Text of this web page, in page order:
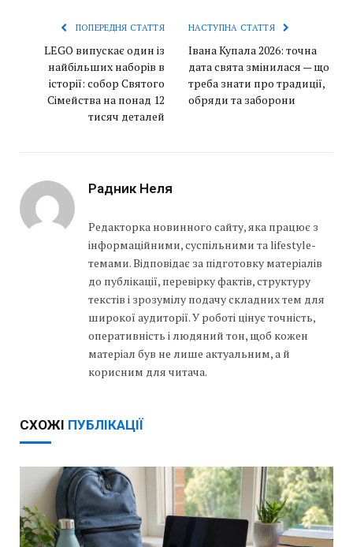
ПОПЕРЕДНЯ СТАТТЯ
LEGO випускає один із
найбільших наборів в
історії: собор Святого
Сімейства на понад 12
тисяч деталей
НАСТУПНА СТАТТЯ
Івана Купала 2026: точна
дата свята змінилася — що
треба знати про традиції,
обряди та заборони
Радник Неля
Редакторка новинного сайту, яка працює з
інформаційними, суспільними та lifestyle-
темами. Відповідає за підготовку матеріалів
до публікації, перевірку фактів, структуру
текстів і зрозумілу подачу складних тем для
широкої аудиторії. У роботі цінує точність,
оперативність і людяний тон, щоб кожен
матеріал був не лише актуальним, а й
корисним для читача.
СХОЖІ ПУБЛІКАЦІЇ